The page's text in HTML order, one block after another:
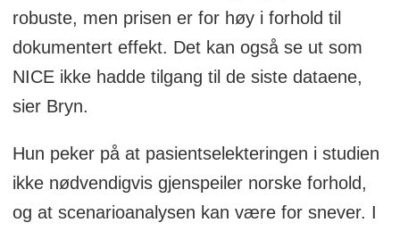
robuste, men prisen er for høy i forhold til
dokumentert effekt. Det kan også se ut som
NICE ikke hadde tilgang til de siste dataene,
sier Bryn.
Hun peker på at pasientselekteringen i studien
ikke nødvendigvis gjenspeiler norske forhold,
og at scenarioanalysen kan være for snever. I